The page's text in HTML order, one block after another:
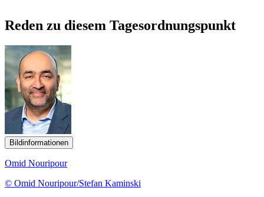
Reden zu diesem Tagesordnungspunkt
Bildinformationen
Omid Nouripour
© Omid Nouripour/Stefan Kaminski